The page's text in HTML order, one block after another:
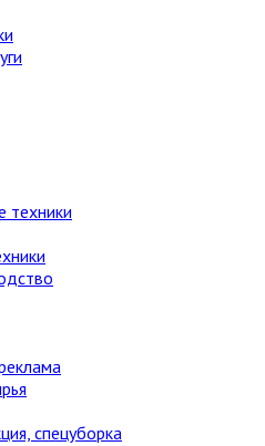
техники
спецуборка